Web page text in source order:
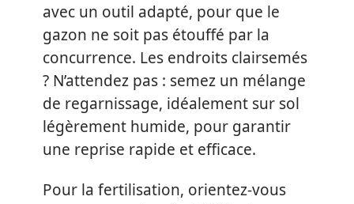
avec un outil adapté, pour que le
gazon ne soit pas étouffé par la
concurrence. Les endroits clairsemés
? N’attendez pas : semez un mélange
de regarnissage, idéalement sur sol
légèrement humide, pour garantir
une reprise rapide et efficace.
Pour la fertilisation, orientez-vous